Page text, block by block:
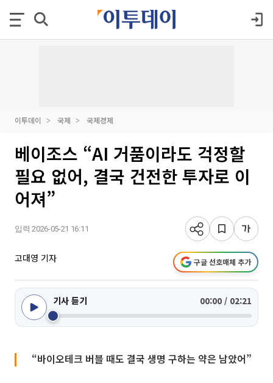
이투데이 국제 국제경제
베이조스 “AI 거품이라도 걱정할
필요 없어, 결국 건전한 투자로 이
어져”
입력 2026-05-21 16:11
고대영 기자 구글 선호매체 추가
기사 듣기 00:00 / 02:21
“바이오테크 버블 때도 결국 생명 구하는 약은 남았어”